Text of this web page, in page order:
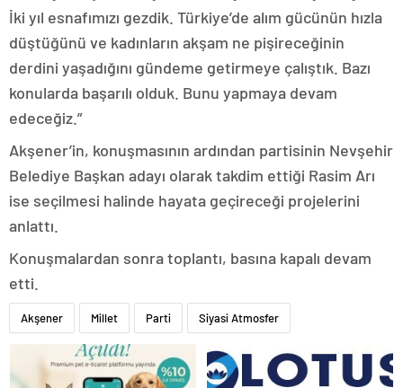
İki yıl esnafımızı gezdik. Türkiye’de alım gücünün hızla
düştüğünü ve kadınların akşam ne pişireceğinin
derdini yaşadığını gündeme getirmeye çalıştık. Bazı
konularda başarılı olduk. Bunu yapmaya devam
edeceğiz.”
Akşener’in, konuşmasının ardından partisinin Nevşehir
Belediye Başkan adayı olarak takdim ettiği Rasim Arı
ise seçilmesi halinde hayata geçireceği projelerini
anlattı.
Konuşmalardan sonra toplantı, basına kapalı devam
etti.
Akşener Millet Parti Siyasi Atmosfer